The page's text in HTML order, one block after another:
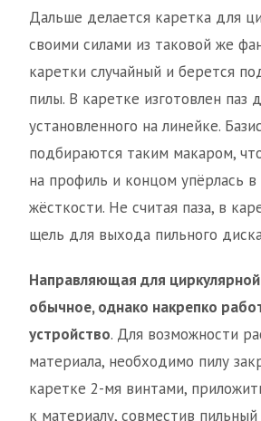
Дальше делается каретка для
своими силами из таковой же
каретки случайный и берется
пилы. В каретке изготовлен паз
установленного на линейке.
подбираются таким макаром,
на профиль и концом упёрлась
жёсткости. Не считая паза, в
щель для выхода пильного
Направляющая для
обычное, однако накрепко
устройство. Для возможности
материала, необходимо пилу
каретке 2-мя винтами,
к материалу, совместив